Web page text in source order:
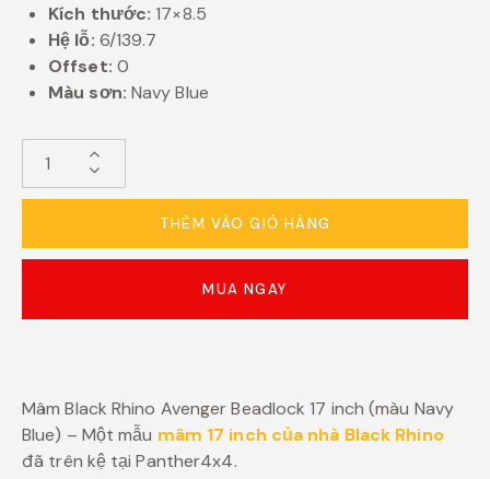
Kích thước: 17×8.5
Hệ lỗ: 6/139.7
Offset: 0
Màu sơn: Navy Blue
THÊM VÀO GIỎ HÀNG
MUA NGAY
Mâm Black Rhino Avenger Beadlock 17 inch (màu Navy
Blue) – Một mẫu mâm 17 inch của nhà Black Rhino
đã trên kệ tại Panther4x4.